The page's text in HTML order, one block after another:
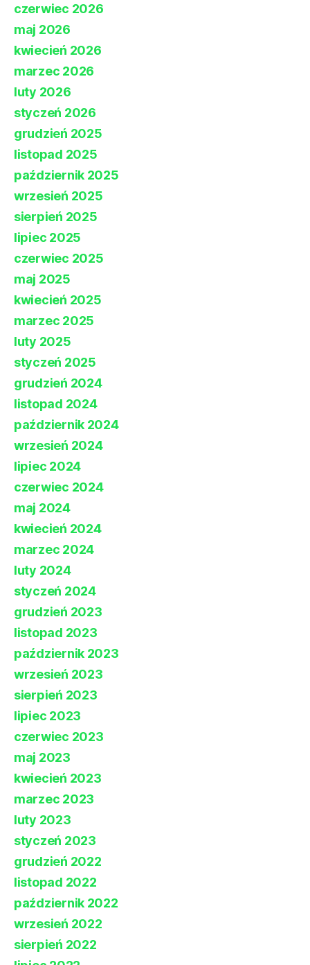
czerwiec 2026
maj 2026
kwiecień 2026
marzec 2026
luty 2026
styczeń 2026
grudzień 2025
listopad 2025
październik 2025
wrzesień 2025
sierpień 2025
lipiec 2025
czerwiec 2025
maj 2025
kwiecień 2025
marzec 2025
luty 2025
styczeń 2025
grudzień 2024
listopad 2024
październik 2024
wrzesień 2024
lipiec 2024
czerwiec 2024
maj 2024
kwiecień 2024
marzec 2024
luty 2024
styczeń 2024
grudzień 2023
listopad 2023
październik 2023
wrzesień 2023
sierpień 2023
lipiec 2023
czerwiec 2023
maj 2023
kwiecień 2023
marzec 2023
luty 2023
styczeń 2023
grudzień 2022
listopad 2022
październik 2022
wrzesień 2022
sierpień 2022